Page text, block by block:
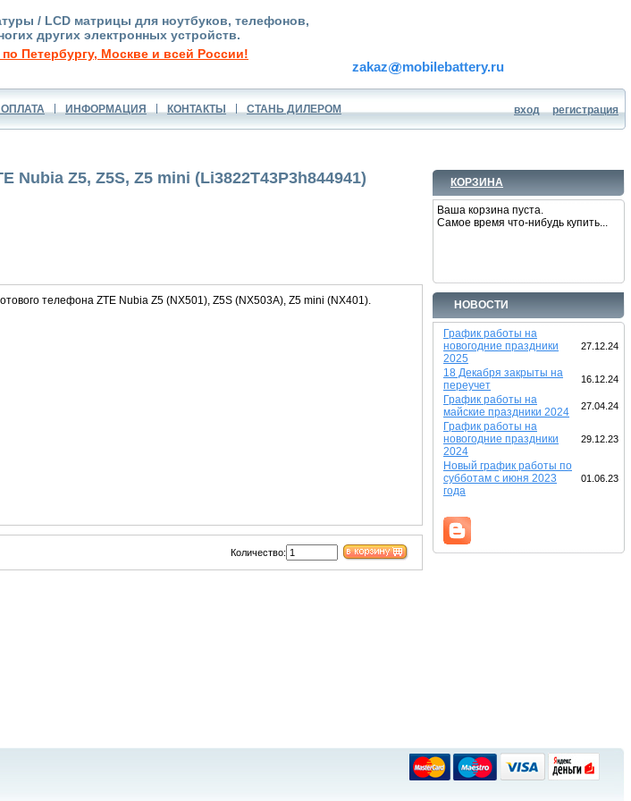
/ LCD матрицы для ноутбуков, телефонов,
других электронных устройств.
Петербургу, Москве и всей России!
zakaz mobilebattery.ru
ИНФОРМАЦИЯ КОНТАКТЫ СТАНЬ ДИЛЕРОМ вход регистрация
КОРЗИНА
Ваша корзина пуста.
Самое время что-нибудь купить...
НОВОСТИ
График работы на
новогодние праздники
2025
27.12.24
18 Декабря закрыты на
переучет
16.12.24
График работы на
майские праздники 2024
27.04.24
График работы на
новогодние праздники
2024
29.12.23
Новый график работы по
субботам с июня 2023
года
01.06.23
Nubia Z5, Z5S, Z5 mini (Li3822T43P3h844941)
телефона ZTE Nubia Z5 (NX501), Z5S (NX503A), Z5 mini (NX401).
Количество: